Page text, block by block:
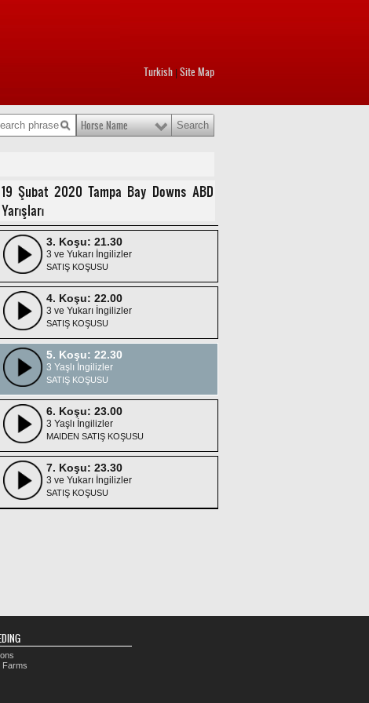
Turkish Site Map
Horse Name
19 Şubat 2020 Tampa Bay Downs ABD
Yarışları
1. Koşu: 20.30
2. Koşu: 21.00
3 ve Yukarı İngilizler
3. Koşu: 21.30
3 ve Yukarı İngilizler
SATIŞ KOŞUSU
4. Koşu: 22.00
3 ve Yukarı İngilizler
SATIŞ KOŞUSU
5. Koşu: 22.30
3 Yaşlı İngilizler
SATIŞ KOŞUSU
6. Koşu: 23.00
3 Yaşlı İngilizler
MAIDEN SATIŞ KOŞUSU
7. Koşu: 23.30
3 ve Yukarı İngilizler
SATIŞ KOŞUSU
Farms